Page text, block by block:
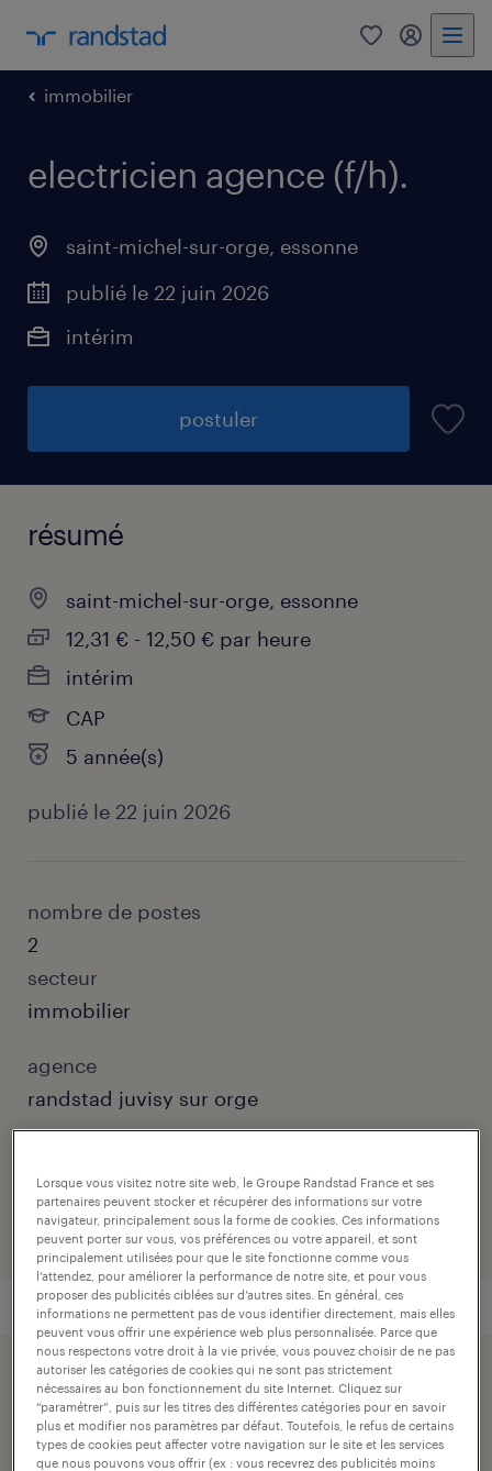
0 mon
immobilier
electricien agence (f/h).
saint-michel-sur-orge, essonne
publié le 22 juin 2026
intérim
postuler
résumé
saint-michel-sur-orge, essonne
12,31 € - 12,50 € par heure
intérim
CAP
5 année(s)
publié le 22 juin 2026
nombre de postes
2
secteur
immobilier
agence
randstad juvisy sur orge
001-JUV-1740834_01C
postuler simplement avec votre profil linkedin.
Lorsque vous visitez notre site web, le Groupe Randstad France et ses
partenaires peuvent stocker et récupérer des informations sur votre
navigateur, principalement sous la forme de cookies. Ces informations
peuvent porter sur vous, vos préférences ou votre appareil, et sont
principalement utilisées pour que le site fonctionne comme vous
l’attendez, pour améliorer la performance de notre site, et pour vous
proposer des publicités ciblées sur d’autres sites. En général, ces
informations ne permettent pas de vous identifier directement, mais elles
peuvent vous offrir une expérience web plus personnalisée. Parce que
nous respectons votre droit à la vie privée, vous pouvez choisir de ne pas
autoriser les catégories de cookies qui ne sont pas strictement
nécessaires au bon fonctionnement du site Internet. Cliquez sur
“paramétrer”, puis sur les titres des différentes catégories pour en savoir
plus et modifier nos paramètres par défaut. Toutefois, le refus de certains
types de cookies peut affecter votre navigation sur le site et les services
que nous pouvons vous offrir (ex : vous recevrez des publicités moins